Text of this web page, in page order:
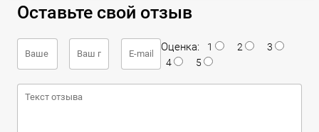
Оставьте свой отзыв
Оценка: 1 2
3
4
5